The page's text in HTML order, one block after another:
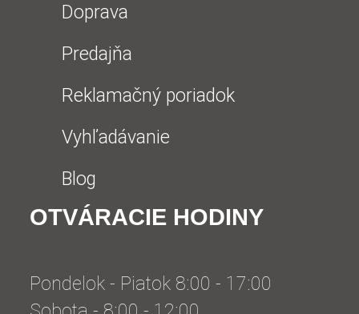
Doprava
Predajňa
Reklamačný poriadok
Vyhľadávanie
Blog
OTVÁRACIE HODINY
Pondelok - Piatok 8:00 - 17:00